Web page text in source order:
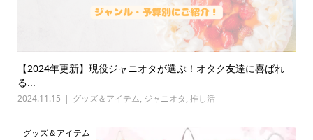
【2024年更新】現役ジャニオタが選ぶ！オタク友達に喜ばれ
る...
2024.11.15 グッズ＆アイテム, ジャニオタ, 推し活
グッズ＆アイテム